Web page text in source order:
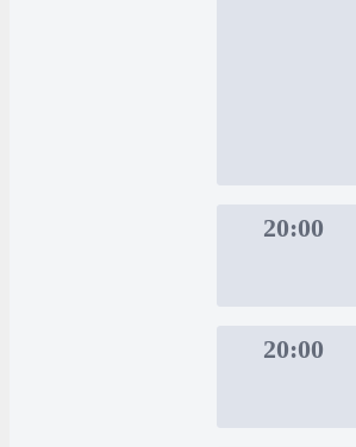
20:00
20:00